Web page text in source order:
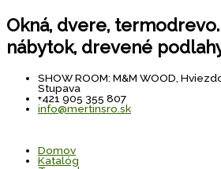
obsah
Okná, dvere,
nábytok, drevené
SHOW ROOM: M&M WOOD,
Stupava
+421 905 355 807
info@mertinsro.sk
Domov
Katalóg